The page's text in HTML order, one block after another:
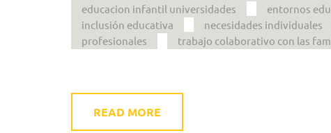
educacion infantil universidades
entornos
inclusión educativa
necesidades individuales
profesionales
trabajo colaborativo con las
READ MORE